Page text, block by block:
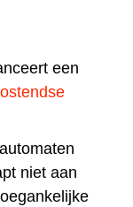
een
niet aan